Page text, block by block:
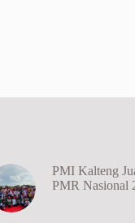
PMI Kalteng
PMR Nasional